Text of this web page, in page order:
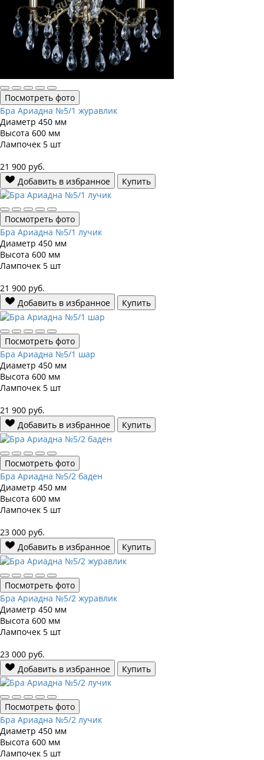
Посмотреть фото
Бра Ариадна №5/1 журавлик
Диаметр 450 мм
Высота 600 мм
Лампочек 5 шт
21 900 руб.
Добавить в избранное
Купить
Посмотреть фото
Бра Ариадна №5/1 лучик
Диаметр 450 мм
Высота 600 мм
Лампочек 5 шт
21 900 руб.
Добавить в избранное
Купить
Посмотреть фото
Бра Ариадна №5/1 шар
Диаметр 450 мм
Высота 600 мм
Лампочек 5 шт
21 900 руб.
Добавить в избранное
Купить
Посмотреть фото
Бра Ариадна №5/2 баден
Диаметр 450 мм
Высота 600 мм
Лампочек 5 шт
23 000 руб.
Добавить в избранное
Купить
Посмотреть фото
Бра Ариадна №5/2 журавлик
Диаметр 450 мм
Высота 600 мм
Лампочек 5 шт
23 000 руб.
Добавить в избранное
Купить
Посмотреть фото
Бра Ариадна №5/2 лучик
Диаметр 450 мм
Высота 600 мм
Лампочек 5 шт